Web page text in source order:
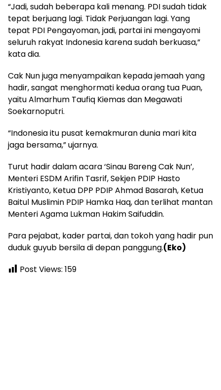
“Jadi, sudah beberapa kali menang. PDI sudah tidak
tepat berjuang lagi. Tidak Perjuangan lagi. Yang
tepat PDI Pengayoman, jadi, partai ini mengayomi
seluruh rakyat Indonesia karena sudah berkuasa,”
kata dia.
Cak Nun juga menyampaikan kepada jemaah yang
hadir, sangat menghormati kedua orang tua Puan,
yaitu Almarhum Taufiq Kiemas dan Megawati
Soekarnoputri.
“Indonesia itu pusat kemakmuran dunia mari kita
jaga bersama,” ujarnya.
Turut hadir dalam acara ‘Sinau Bareng Cak Nun’,
Menteri ESDM Arifin Tasrif, Sekjen PDIP Hasto
Kristiyanto, Ketua DPP PDIP Ahmad Basarah, Ketua
Baitul Muslimin PDIP Hamka Haq, dan terlihat mantan
Menteri Agama Lukman Hakim Saifuddin.
Para pejabat, kader partai, dan tokoh yang hadir pun
duduk guyub bersila di depan panggung.(Eko)
Post Views: 159